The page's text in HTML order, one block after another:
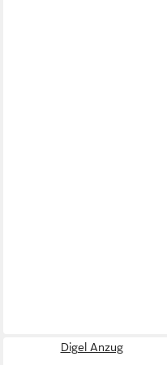
Digel Anzug